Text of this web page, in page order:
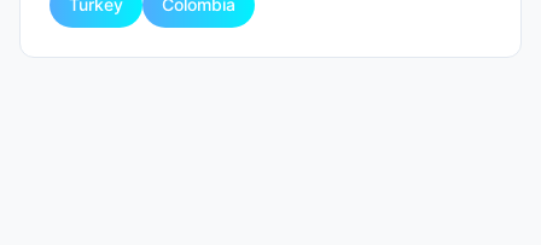
Turkey Colombia